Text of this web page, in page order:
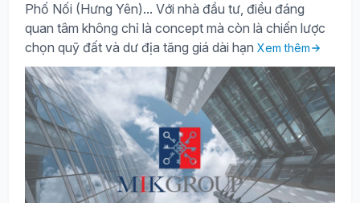
Phố Nối (Hưng Yên)... Với nhà đầu tư, điều đáng
quan tâm không chỉ là concept mà còn là chiến lược
chọn quỹ đất và dư địa tăng giá dài hạn Xem thêm